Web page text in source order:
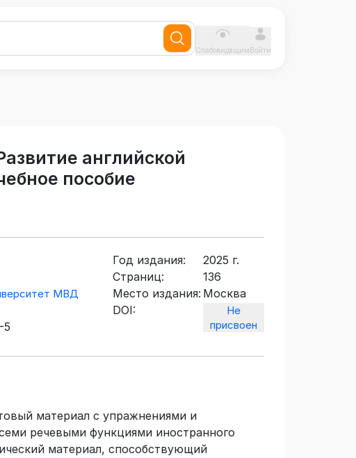
СлабовидящимВойти
английской
пособие
МВД
5
Год издания:
2025 г.
Страниц:
136
Место издания: Москва
DOI:
Не
присвоен
материал с упражнениями и
речевыми функциями иностранного
материал, способствующий